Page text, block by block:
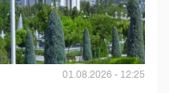
01.08.2026 - 12:25